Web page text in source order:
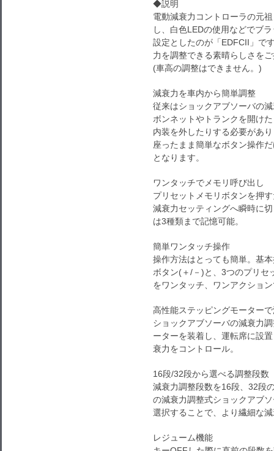
◆説明
電動減衰力コントローラの元
し、白色LEDの使用などでブ
設定としたのが「EDFCII」で
力を調整できる素晴らしさを
(車高の調整はできません。)
減衰力を車内から簡単調整
従来はショックアブソーバの
ボンネットやトランクを開け
内装を外したりする必要があ
座ったまま簡単なボタン操作
となります。
ワンタッチでメモリ呼び出し
プリセットメモリボタンを押
減衰力セッティングへ瞬時に
は3種類まで記憶可能。
簡単ワンタッチ操作
操作方法はとっても簡単。基
ボタン(＋/－)と、3つのプリセ
をワンタッチ、ワンアクショ
高性能ステッピングモーター
ショックアブソーバの減衰力
ーターを装着し、運転席に設
衰力をコントロール。
16段/32段から選べる調整段数
減衰力調整段数を16段、32段
の減衰力調整式ショックアブ
選択することで、より繊細な
レジューム機能